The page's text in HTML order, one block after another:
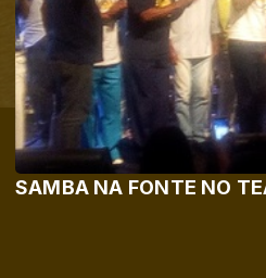
SAMBA NA FONTE NO